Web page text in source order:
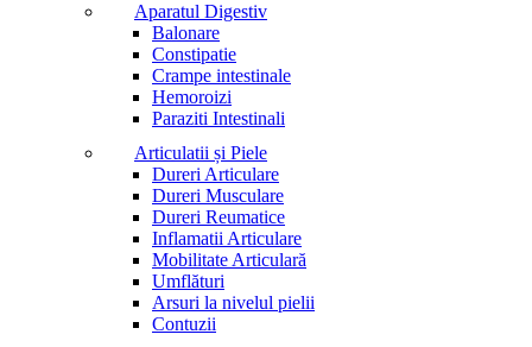
Aparatul Digestiv
Balonare
Constipatie
Crampe intestinale
Hemoroizi
Paraziti Intestinali
Articulatii și Piele
Dureri Articulare
Dureri Musculare
Dureri Reumatice
Inflamatii Articulare
Mobilitate Articulară
Umflături
Arsuri la nivelul pielii
Contuzii